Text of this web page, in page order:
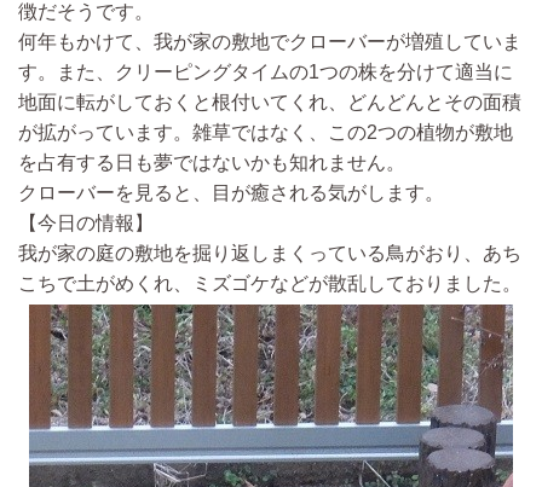
徴だそうです。
何年もかけて、我が家の敷地でクローバーが増殖していま
す。また、クリーピングタイムの1つの株を分けて適当に
地面に転がしておくと根付いてくれ、どんどんとその面積
が拡がっています。雑草ではなく、この2つの植物が敷地
を占有する日も夢ではないかも知れません。
クローバーを見ると、目が癒される気がします。
【今日の情報】
我が家の庭の敷地を掘り返しまくっている鳥がおり、あち
こちで土がめくれ、ミズゴケなどが散乱しておりました。